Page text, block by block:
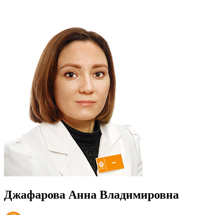
Джафарова Анна Владимировна